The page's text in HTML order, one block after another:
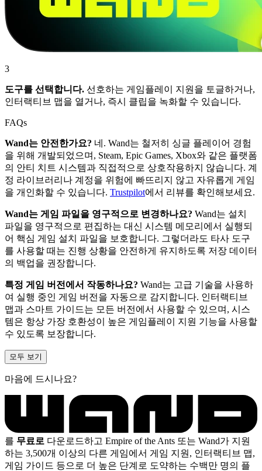
3
도구를 선택합니다. 선호하는 게임플레이 지원을 토글하거나,
인터랙티브 맵을 열거나, 즉시 클립을 녹화할 수 있습니다.
FAQs
Wand는 안전한가요? 네. Wand는 철저히 싱글 플레이어 경험
을 위해 개발되었으며, Steam, Epic Games, Xbox와 같은 플랫폼
의 안티 치트 시스템과 직접적으로 상호작용하지 않습니다. 계
정 라이브러리나 계정을 위험에 빠뜨리지 않고 자유롭게 게임
을 개인화할 수 있습니다. Trustpilot에서 리뷰를 확인해보세요.
Wand는 게임 파일을 영구적으로 변경하나요? Wand는 설치
파일을 영구적으로 편집하는 대신 시스템 메모리에서 실행되
어 핵심 게임 설치 파일을 보호합니다. 그렇더라도 타사 도구
를 사용할 때는 진행 상황을 안전하게 유지하도록 저장 데이터
의 백업을 권장합니다.
특정 게임 버전에서 작동하나요? Wand는 고급 기술을 사용하
여 실행 중인 게임 버전을 자동으로 감지합니다. 인터랙티브
맵과 스마트 가이드는 모든 버전에서 사용할 수 있으며, 시스
템은 항상 가장 호환성이 높은 게임플레이 지원 기능을 사용할
수 있도록 보장합니다.
모두 보기
마음에 드시나요?
를 무료로 다운로드하고 Empire of the Ants 또는 Wand가 지원
하는 3,500개 이상의 다른 게임에서 게임 지원, 인터랙티브 맵,
게임 가이드 등으로 더 높은 단계로 도약하는 수백만 명의 플